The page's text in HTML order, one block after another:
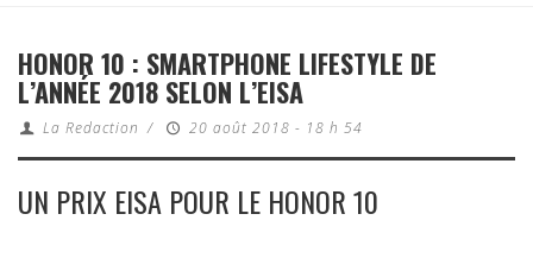
HONOR 10 : SMARTPHONE LIFESTYLE DE
L’ANNÉE 2018 SELON L’EISA
La Redaction / 20 août 2018 - 18 h 54
UN PRIX EISA POUR LE HONOR 10